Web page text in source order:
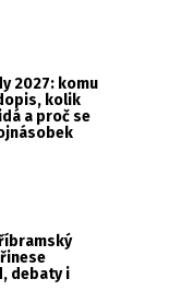
2027: komu
kolik
a proč se
debaty i